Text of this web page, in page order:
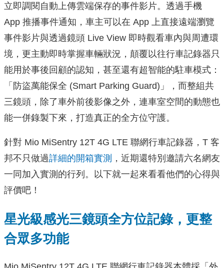
立即調閱自動上傳雲端保存的事件影片。透過手機
App 推播事件通知，車主可以在 App 上直接遠端瀏覽
事件影片與透過鏡頭 Live View 即時觀看車內與周遭環
境，更主動即時掌握車輛狀況，顛覆以往行車記錄器只
能用於事後回顧的認知，甚至還有超智能的駐車模式：
「防盜萬能保全 (Smart Parking Guard)」，而整組共
三鏡頭，除了車外前後影像之外，連車室空間的動態也
能一併錄製下來，打造真正的全方位守護。
針對 Mio MiSentry 12T 4G LTE 聯網行車記錄器，T 客
邦不只做過詳細的開箱實測 ，近期還特別邀請六名網友
一同加入實測的行列。以下就一起來看看他們的心得與
評價吧！
星光級感光三鏡頭全方位記錄，更整
合眾多功能